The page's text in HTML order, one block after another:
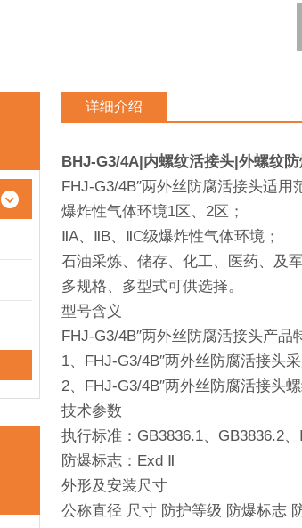
详细介绍
BHJ-G3/4A|内螺纹活接头|外螺纹
FHJ-G3/4B″两外丝防腐活接头适用
爆炸性气体环境1区、2区；
ⅡA、ⅡB、ⅡC级爆炸性气体环境；
石油采炼、储存、化工、医药、及
多规格、多型式可供选择。
型号含义
FHJ-G3/4B″两外丝防腐活接头产品
1、FHJ-G3/4B″两外丝防腐活接头
2、FHJ-G3/4B″两外丝防腐活接头
技术参数
执行标准：GB3836.1、GB3836.2
防爆标志：Exd Ⅱ
外形及安装尺寸
公称直径 尺寸 防护等级 防爆标志